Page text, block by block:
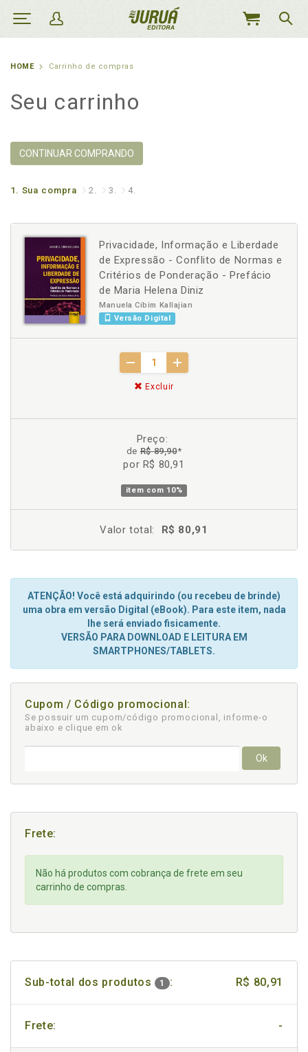
MEU
HOME Carrinho de compras
Seu carrinho
CONTINUAR COMPRANDO
1. Sua compra 2. 3. 4.
Privacidade, Informação e Liberdade
de Expressão - Conflito de Normas e
Critérios de Ponderação - Prefácio
de Maria Helena Diniz
Manuela Cibim Kallajian
Versão Digital
Excluir
Preço:
deR$ 89,90*
por R$ 80,91
item com 10%
Valor total: R$ 80,91
ATENÇÃO! Você está adquirindo (ou recebeu de brinde)
uma obra em versão Digital (eBook). Para este item, nada
lhe será enviado fisicamente.
VERSÃO PARA DOWNLOAD E LEITURA EM
SMARTPHONES/TABLETS.
Cupom / Código promocional:
Se possuir um cupom/código promocional, informe-o
abaixo e clique em ok
Ok
Frete:
Não há produtos com cobrança de frete em seu
carrinho de compras.
Sub-total dos produtos 1 : R$ 80,91
Frete: -